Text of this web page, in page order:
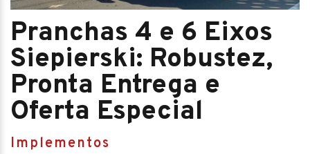
Pranchas 4 e 6 Eixos
Siepierski: Robustez,
Pronta Entrega e
Oferta Especial
Implementos